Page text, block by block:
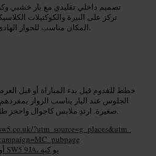
تصميم داخلي تقليدي مع بار خشبي
تركز على البيرة والكوكتيلات
المكان مناسب للحوار الهادئ أو لمتابعة مباراة مع مجموعة.
خطط للقدوم قبل بدء المباراة أو قبل
الجلوس عند البار يناسب الزوار
صغيرة. ارتدِ ملابس كاجوال واحجز طاولة إذا كنت مع مجموعة كبيرة.
?utm_source=g_places&utm_
261 أولد برومبتون رود، لندن SW5 9JA، يو كيه